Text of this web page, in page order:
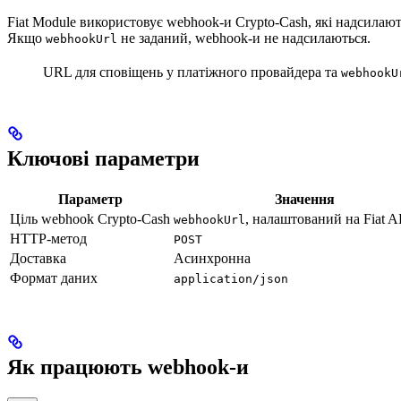
Fiat Module використовує webhook-и Crypto-Cash, які
Якщо webhookUrl не заданий, webhook-и не надсилаються.
URL для сповіщень у платіжного провайдера та
Ключові параметри
Параметр
Значення
Ціль webhook Crypto-Cash webhookUrl, налаштований на Fiat
HTTP-метод
POST
Доставка
Асинхронна
Формат даних
application/json
Як працюють webhook-и